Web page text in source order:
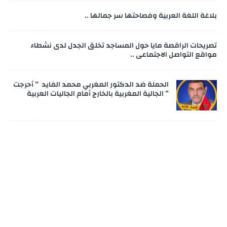
بلاغة اللغة العربية وفصاحتها سر جمالها ..
تصريحات الراقصة مايا حول المساجد تخلق الجدل لدى نشطاء
مواقع التواصل الاجتماعي ..
الحملة ضد الدكتور المغربي محمد الفايد ” أحرجت
” الجالية المغربية بالخارج أمام الجاليات العربية